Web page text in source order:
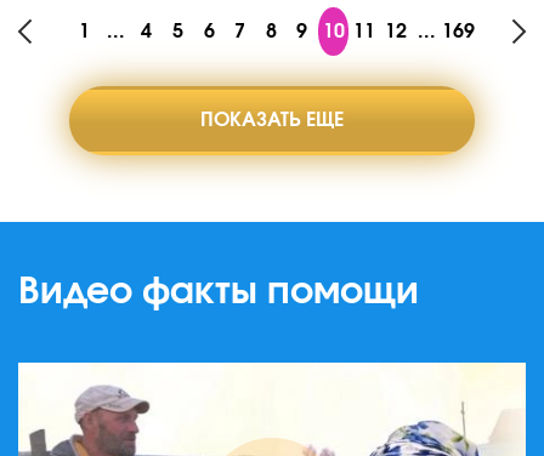
1 ... 4 5 6 7 8 9 10 11 12 ... 169
ПОКАЗАТЬ ЕЩЕ
Видео факты помощи